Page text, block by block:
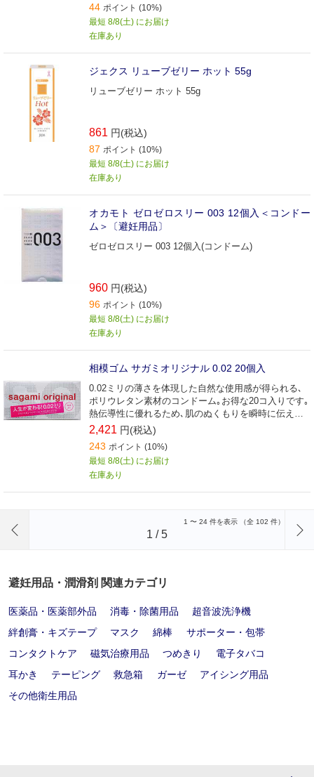
44 ポイント (10%)
最短 8/8(土) にお届け
在庫あり
ジェクス リューブゼリー ホット 55g
リューブゼリー ホット 55g
861 円(税込)
87 ポイント (10%)
最短 8/8(土) にお届け
在庫あり
オカモト ゼロゼロスリー 003 12個入＜コンドー
ム＞〔避妊用品〕
ゼロゼロスリー 003 12個入(コンドーム)
960 円(税込)
96 ポイント (10%)
最短 8/8(土) にお届け
在庫あり
相模ゴム サガミオリジナル 0.02 20個入
0.02ミリの薄さを体現した自然な使用感が得られる､
ポリウレタン素材のコンドーム｡お得な20コ入りです｡
熱伝導性に優れるため､肌のぬくもりを瞬時に伝えま
す｡天然ゴムアレルギーの方にも安心してお使いいた
だけます｡
2,421 円(税込)
243 ポイント (10%)
最短 8/8(土) にお届け
在庫あり
1 〜 24 件を表示 （全 102 件）
1 /5
避妊用品・潤滑剤 関連カテゴリ
医薬品・医薬部外品 消毒・除菌用品
超音波洗浄機
絆創膏・キズテープ
マスク 綿棒
サポーター・包帯
コンタクトケア
磁気治療用品 つめきり
電子タバコ
耳かき
テーピング 救急箱 ガーゼ
アイシング用品
その他衛生用品